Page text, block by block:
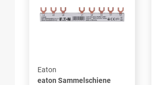
Eaton
eaton Sammelschiene